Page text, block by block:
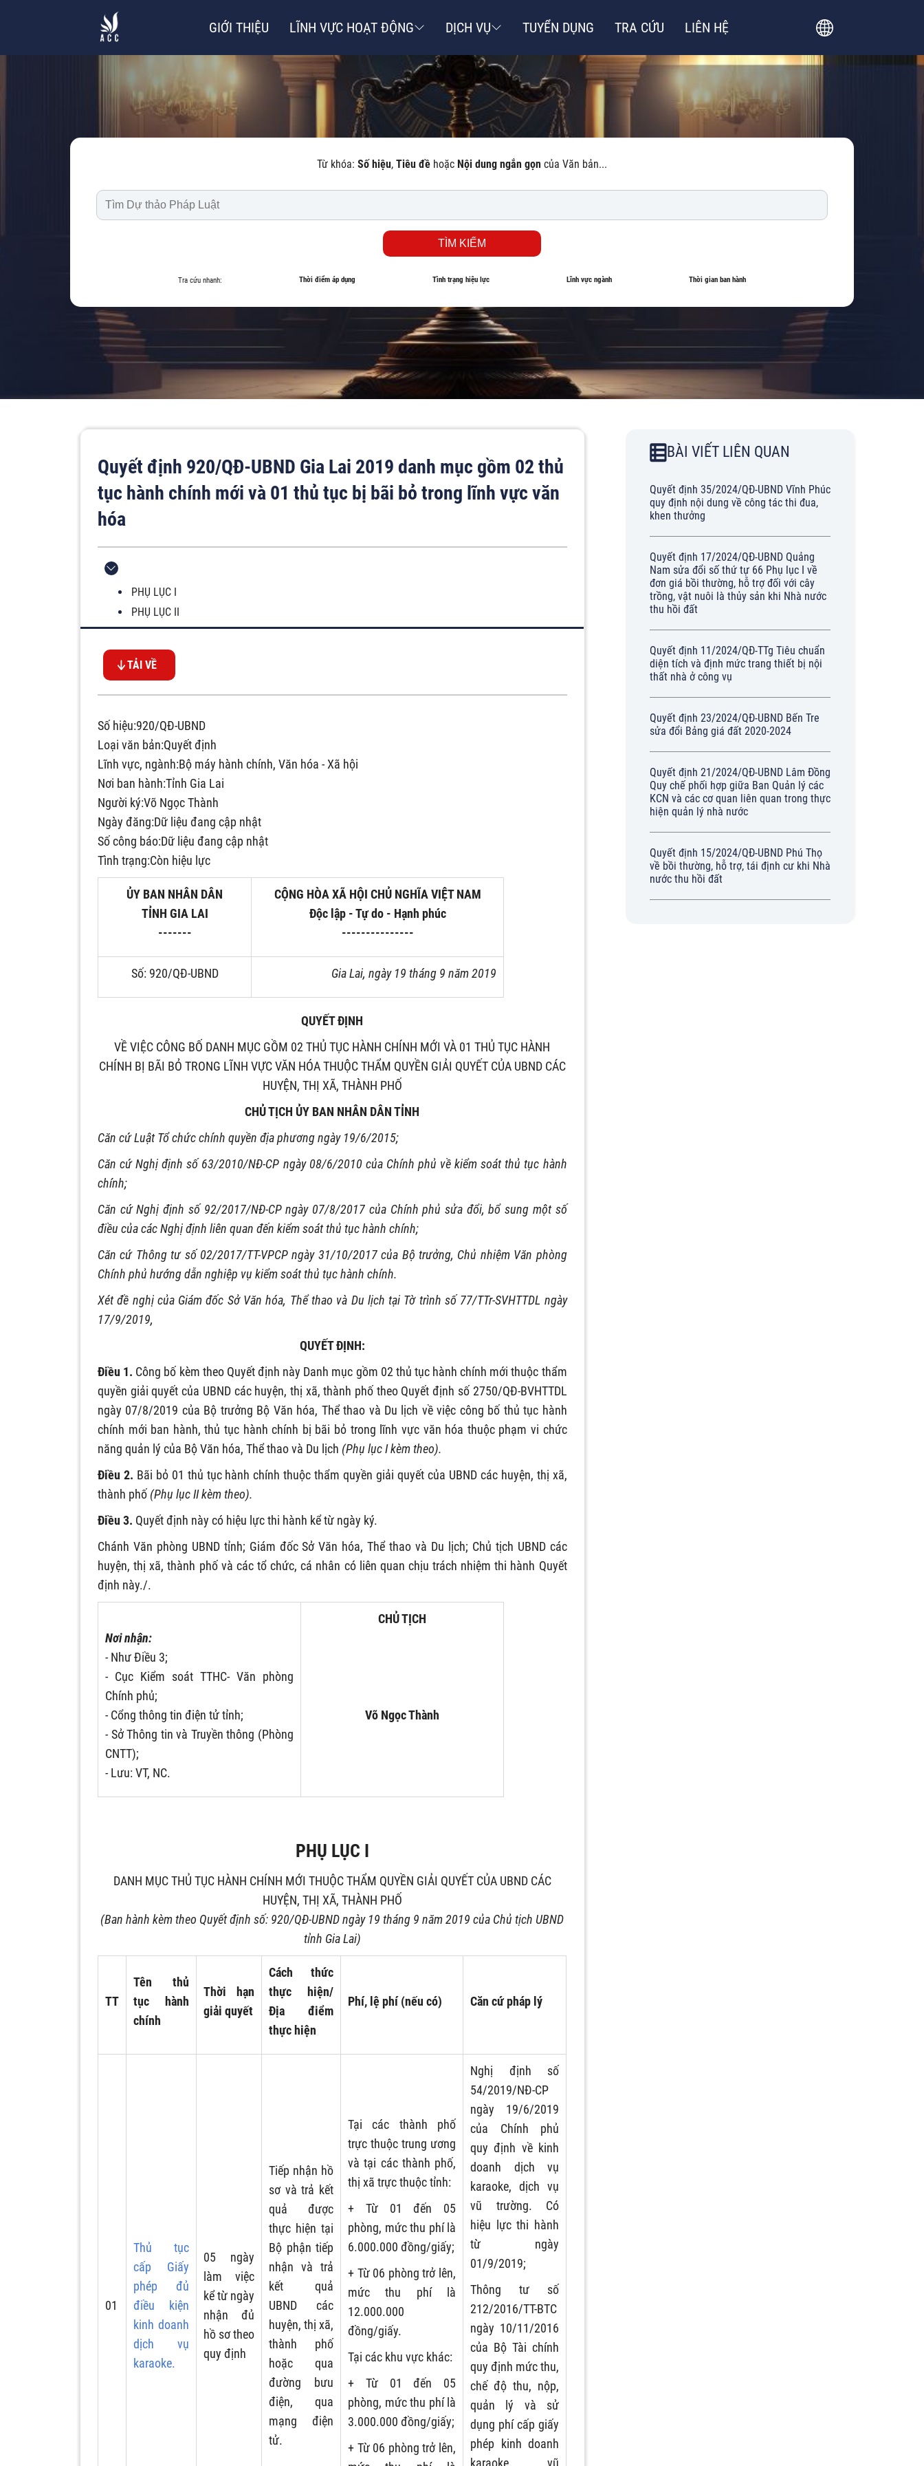
GIỚI THIỆU LĨNH VỰC HOẠT ĐỘNG DỊCH VỤ TUYỂN DỤNG TRA CỨU LIÊN HỆ
Từ khóa: Số hiệu, Tiêu đề hoặc Nội dung ngắn gọn của Văn bản...
TÌM KIẾM
Tra cứu nhanh: Thời điểm áp dụng Tình trạng hiệu lực Lĩnh vực ngành Thời gian ban hành
Quyết định 920/QĐ-UBND Gia Lai 2019 danh mục gồm 02 thủ
tục hành chính mới và 01 thủ tục bị bãi bỏ trong lĩnh vực văn
hóa
PHỤ LỤC I
PHỤ LỤC II
TẢI VỀ
Số hiệu:920/QĐ-UBND
Loại văn bản:Quyết định
Lĩnh vực, ngành:Bộ máy hành chính, Văn hóa - Xã hội
Nơi ban hành:Tỉnh Gia Lai
Người ký:Võ Ngọc Thành
Ngày đăng:Dữ liệu đang cập nhật
Số công báo:Dữ liệu đang cập nhật
Tình trạng:Còn hiệu lực
ỦY BAN NHÂN DÂN
TỈNH GIA LAI
-------
CỘNG HÒA XÃ HỘI CHỦ NGHĨA VIỆT NAM
Độc lập - Tự do - Hạnh phúc
---------------
Số: 920/QĐ-UBND Gia Lai, ngày 19 tháng 9 năm 2019
QUYẾT ĐỊNH
VỀ VIỆC CÔNG BỐ DANH MỤC GỒM 02 THỦ TỤC HÀNH CHÍNH MỚI VÀ 01 THỦ TỤC HÀNH
CHÍNH BỊ BÃI BỎ TRONG LĨNH VỰC VĂN HÓA THUỘC THẨM QUYỀN GIẢI QUYẾT CỦA UBND CÁC
HUYỆN, THỊ XÃ, THÀNH PHỐ
CHỦ TỊCH ỦY BAN NHÂN DÂN TỈNH
Căn cứ Luật Tổ chức chính quyền địa phương ngày 19/6/2015;
Căn cứ Nghị định số 63/2010/NĐ-CP ngày 08/6/2010 của Chính phủ về kiểm soát thủ tục hành
chính;
Căn cứ Nghị định số 92/2017/NĐ-CP ngày 07/8/2017 của Chính phủ sửa đổi, bổ sung một số
điều của các Nghị định liên quan đến kiểm soát thủ tục hành chính;
Căn cứ Thông tư số 02/2017/TT-VPCP ngày 31/10/2017 của Bộ trưởng, Chủ nhiệm Văn phòng
Chính phủ hướng dẫn nghiệp vụ kiểm soát thủ tục hành chính.
Xét đề nghị của Giám đốc Sở Văn hóa, Thể thao và Du lịch tại Tờ trình số 77/TTr-SVHTTDL ngày
17/9/2019,
QUYẾT ĐỊNH:
Điều 1. Công bố kèm theo Quyết định này Danh mục gồm 02 thủ tục hành chính mới thuộc thẩm
quyền giải quyết của UBND các huyện, thị xã, thành phố theo Quyết định số 2750/QĐ-BVHTTDL
ngày 07/8/2019 của Bộ trưởng Bộ Văn hóa, Thể thao và Du lịch về việc công bố thủ tục hành
chính mới ban hành, thủ tục hành chính bị bãi bỏ trong lĩnh vực văn hóa thuộc phạm vi chức
năng quản lý của Bộ Văn hóa, Thể thao và Du lịch (Phụ lục I kèm theo).
Điều 2. Bãi bỏ 01 thủ tục hành chính thuộc thẩm quyền giải quyết của UBND các huyện, thị xã,
thành phố (Phụ lục II kèm theo).
Điều 3. Quyết định này có hiệu lực thi hành kể từ ngày ký.
Chánh Văn phòng UBND tỉnh; Giám đốc Sở Văn hóa, Thể thao và Du lịch; Chủ tịch UBND các
huyện, thị xã, thành phố và các tổ chức, cá nhân có liên quan chịu trách nhiệm thi hành Quyết
định này./.
Nơi nhận:
- Như Điều 3;
- Cục Kiểm soát TTHC- Văn phòng
Chính phủ;
- Cổng thông tin điện tử tỉnh;
- Sở Thông tin và Truyền thông (Phòng
CNTT);
- Lưu: VT, NC.
CHỦ TỊCH
Võ Ngọc Thành
PHỤ LỤC I
DANH MỤC THỦ TỤC HÀNH CHÍNH MỚI THUỘC THẨM QUYỀN GIẢI QUYẾT CỦA UBND CÁC
HUYỆN, THỊ XÃ, THÀNH PHỐ
(Ban hành kèm theo Quyết định số: 920/QĐ-UBND ngày 19 tháng 9 năm 2019 của Chủ tịch UBND
tỉnh Gia Lai)
TT
Tên thủ
tục hành
chính
Thời hạn
giải quyết
Cách thức
thực hiện/
Địa điểm
thực hiện
Phí, lệ phí (nếu có) Căn cứ pháp lý
01
Thủ tục
cấp Giấy
phép đủ
điều kiện
kinh doanh
dịch vụ
karaoke.
05 ngày
làm việc
kểtừ ngày
nhận đủ
hồ sơ theo
quy định
Tiếp nhận hồ
sơ và trả kết
quả được
thực hiện tại
Bộ phận tiếp
nhận và trả
kết quả
UBND các
huyện, thị xã,
thành phố
hoặc qua
đường bưu
điện, qua
mạng điện
tử.
Tại các thành phố
trực thuộc trung ương
và tại các thành phố,
thị xã trực thuộc tỉnh:
+ Từ 01 đến 05
phòng, mức thu phí là
6.000.000 đồng/giấy;
+ Từ 06 phòng trở lên,
mức thu phí là
12.000.000
đồng/giấy.
Tại các khu vực khác:
+ Từ 01 đến 05
phòng, mức thu phí là
3.000.000 đồng/giấy;
+ Từ 06 phòng trở lên,
Nghị định số
54/2019/NĐ-CP
ngày 19/6/2019
của Chính phủ
quy định về kinh
doanh dịch vụ
karaoke, dịch vụ
vũ trường. Có
hiệu lực thi hành
từ ngày
01/9/2019;
Thông tư số
212/2016/TT-BTC
ngày 10/11/2016
của Bộ Tài chính
quy định mức thu,
chế độ thu, nộp,
quản lý và sử
dụng phí cấp giấy
phép kinh doanh
karaoke, vũ
BÀI VIẾT LIÊN QUAN
Quyết định 35/2024/QĐ-UBND Vĩnh Phúc
quy định nội dung về công tác thi đua,
khen thưởng
Quyết định 17/2024/QĐ-UBND Quảng
Nam sửa đổi số thứ tự 66 Phụ lục I về
đơn giá bồi thường, hỗ trợ đối với cây
trồng, vật nuôi là thủy sản khi Nhà nước
thu hồi đất
Quyết định 11/2024/QĐ-TTg Tiêu chuẩn
diện tích và định mức trang thiết bị nội
thất nhà ở công vụ
Quyết định 23/2024/QĐ-UBND Bến Tre
sửa đổi Bảng giá đất 2020-2024
Quyết định 21/2024/QĐ-UBND Lâm Đồng
Quy chế phối hợp giữa Ban Quản lý các
KCN và các cơ quan liên quan trong thực
hiện quản lý nhà nước
Quyết định 15/2024/QĐ-UBND Phú Thọ
về bồi thường, hỗ trợ, tái định cư khi Nhà
nước thu hồi đất